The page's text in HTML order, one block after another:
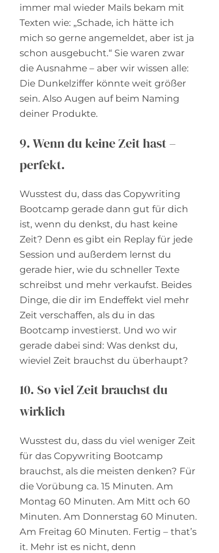
immer mal wieder Mails bekam mit
Texten wie: „Schade, ich hätte ich
mich so gerne angemeldet, aber ist ja
schon ausgebucht.“ Sie waren zwar
die Ausnahme – aber wir wissen alle:
Die Dunkelziffer könnte weit größer
sein. Also Augen auf beim Naming
deiner Produkte.
9. Wenn du keine Zeit hast –
perfekt.
Wusstest du, dass das Copywriting
Bootcamp gerade dann gut für dich
ist, wenn du denkst, du hast keine
Zeit? Denn es gibt ein Replay für jede
Session und außerdem lernst du
gerade hier, wie du schneller Texte
schreibst und mehr verkaufst. Beides
Dinge, die dir im Endeffekt viel mehr
Zeit verschaffen, als du in das
Bootcamp investierst. Und wo wir
gerade dabei sind: Was denkst du,
wieviel Zeit brauchst du überhaupt?
10. So viel Zeit brauchst du
wirklich
Wusstest du, dass du viel weniger Zeit
für das Copywriting Bootcamp
brauchst, als die meisten denken? Für
die Vorübung ca. 15 Minuten. Am
Montag 60 Minuten. Am Mitt och 60
Minuten. Am Donnerstag 60 Minuten.
Am Freitag 60 Minuten. Fertig – that’s
it. Mehr ist es nicht, denn